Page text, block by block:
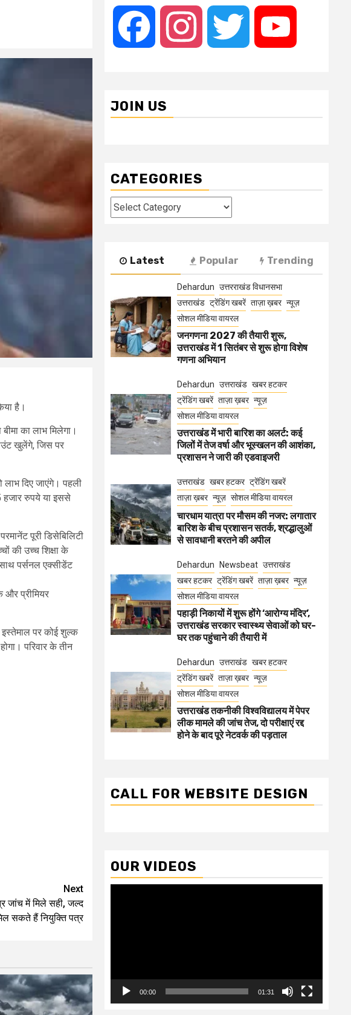
है।
का लाभ मिलेगा।
खुलेंगे, जिस पर
दिए जाएंगे। पहली
हजार रुपये या इससे
पूरी डिसेबिलिटी
की उच्च शिक्षा के
पर्सनल एक्सीडेंट
और प्रीमियर
इस्तेमाल पर कोई शुल्क
परिवार के तीन
Next
जांच में मिले सही, जल्द
सकते हैं नियुक्ति पत्र
Facebook Instagram Twitter
JOIN US
CATEGORIES
Categories
Latest Popular Trending
Dehardun उत्तरराखंड विधानसभा
उत्तराखंड ट्रेंडिंग खबरें ताज़ा ख़बर न्यूज़
सोशल मीडिया वायरल
जनगणना 2027 की तैयारी शुरू,
उत्तराखंड में 1 सितंबर से शुरू होगा विशेष
गणना अभियान
Dehardun उत्तराखंड खबर हटकर
ट्रेंडिंग खबरें ताज़ा ख़बर न्यूज़
सोशल मीडिया वायरल
उत्तराखंड में भारी बारिश का अलर्ट: कई
जिलों में तेज वर्षा और भूस्खलन की आशंका,
प्रशासन ने जारी की एडवाइजरी
उत्तराखंड खबर हटकर ट्रेंडिंग खबरें
ताज़ा ख़बर न्यूज़ सोशल मीडिया वायरल
चारधाम यात्रा पर मौसम की नजर: लगातार
बारिश के बीच प्रशासन सतर्क, श्रद्धालुओं
से सावधानी बरतने की अपील
Dehardun Newsbeat उत्तराखंड
खबर हटकर ट्रेंडिंग खबरें ताज़ा ख़बर न्यूज़
सोशल मीडिया वायरल
पहाड़ी निकायों में शुरू होंगे ‘आरोग्य मंदिर’,
उत्तराखंड सरकार स्वास्थ्य सेवाओं को घर-
घर तक पहुंचाने की तैयारी में
Dehardun उत्तराखंड खबर हटकर
ट्रेंडिंग खबरें ताज़ा ख़बर न्यूज़
सोशल मीडिया वायरल
उत्तराखंड तकनीकी विश्वविद्यालय में पेपर
लीक मामले की जांच तेज, दो परीक्षाएं रद्द
होने के बाद पूरे नेटवर्क की पड़ताल
CALL FOR WEBSITE DESIGN
OUR VIDEOS
00:00 01:31